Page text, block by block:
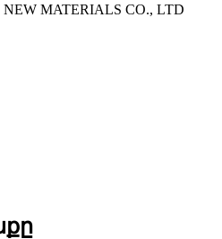
MATERIALS CO., LTD